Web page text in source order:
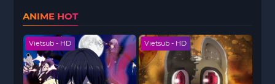
chiếc xe buýt trường học Goethe. Bất cứ khi nào
biến hình thành xe cứu hỏa, xe cảnh sát, xe cứu
thương, thuyền cứu hộ và máy bay để lao đến
hiện trường, sử dụng nhiều đạo cụ thú vị để giải
ANIME HOT
Vietsub - HD Vietsub - HD